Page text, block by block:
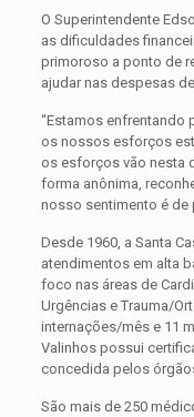
O Superintendente
as dificuldades
primoroso a ponto de
ajudar nas despesas
“Estamos enfrentando
os nossos esforços
os esforços vão nesta
forma anônima,
nosso sentimento é de
Desde 1960, a Santa
atendimentos em alta
foco nas áreas de
Urgências e Trauma/
internações/mês e 11
Valinhos possui
concedida pelos
São mais de 250